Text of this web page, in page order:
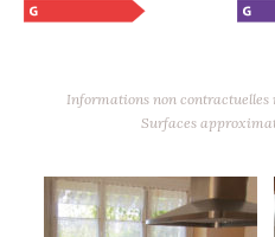
Informations non contractuelles
Surfaces